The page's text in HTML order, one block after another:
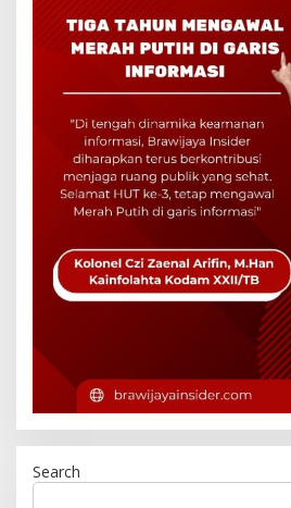
Search